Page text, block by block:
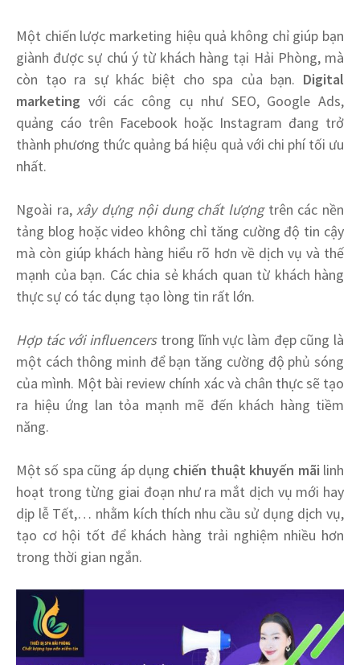
Một chiến lược marketing hiệu quả không chỉ giúp bạn
giành được sự chú ý từ khách hàng tại Hải Phòng, mà
còn tạo ra sự khác biệt cho spa của bạn. Digital
marketing với các công cụ như SEO, Google Ads,
quảng cáo trên Facebook hoặc Instagram đang trở
thành phương thức quảng bá hiệu quả với chi phí tối ưu
nhất.
Ngoài ra,xây dựng nội dung chất lượngtrên các nền
tảng blog hoặc video không chỉ tăng cường độ tin cậy
mà còn giúp khách hàng hiểu rõ hơn về dịch vụ và thế
mạnh của bạn. Các chia sẻ khách quan từ khách hàng
thực sự có tác dụng tạo lòng tin rất lớn.
Hợp tác với influencerstrong lĩnh vực làm đẹp cũng là
một cách thông minh để bạn tăng cường độ phủ sóng
của mình. Một bài review chính xác và chân thực sẽ tạo
ra hiệu ứng lan tỏa mạnh mẽ đến khách hàng tiềm
năng.
Một số spa cũng áp dụng chiến thuật khuyến mãi linh
hoạt trong từng giai đoạn như ra mắt dịch vụ mới hay
dịp lễ Tết,… nhằm kích thích nhu cầu sử dụng dịch vụ,
tạo cơ hội tốt để khách hàng trải nghiệm nhiều hơn
trong thời gian ngắn.